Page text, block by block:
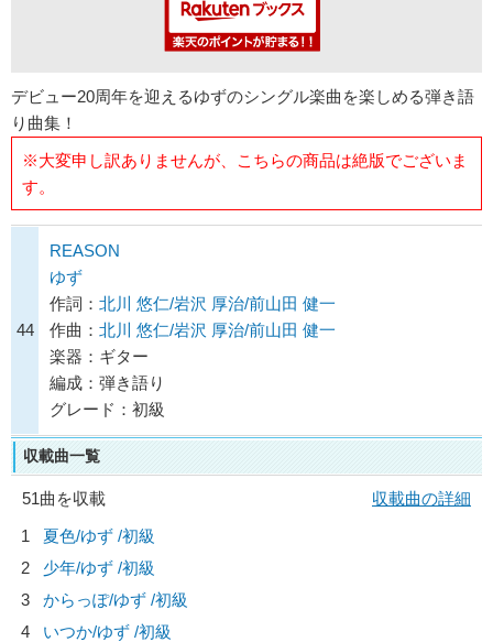
デビュー20周年を迎えるゆずのシングル楽曲を楽しめる弾き語
り曲集！
※大変申し訳ありませんが、こちらの商品は絶版でございま
す。
44
REASON
ゆず
作詞： 北川 悠仁/岩沢 厚治/前山田 健一
作曲： 北川 悠仁/岩沢 厚治/前山田 健一
楽器：ギター
編成：弾き語り
グレード：初級
収載曲一覧
51曲を収載
収載曲の詳細
1
夏色/ゆず /初級
2
少年/ゆず /初級
3
からっぽ/ゆず /初級
4
いつか/ゆず /初級